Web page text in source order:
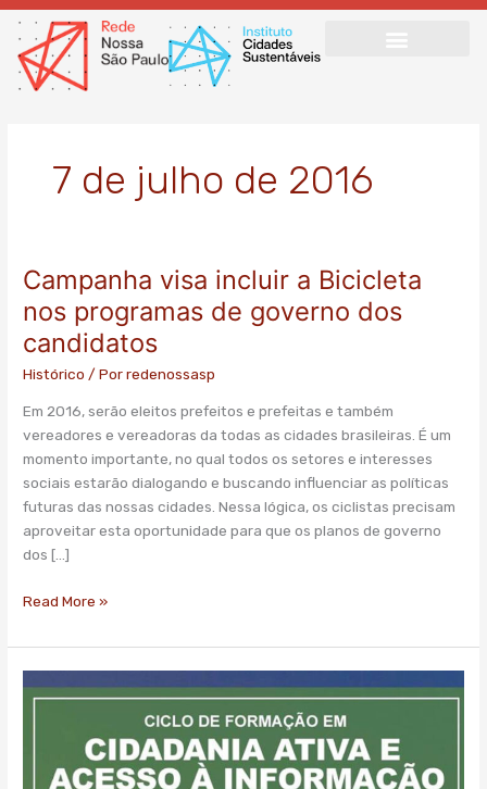
Ir
para
conteúdo
7 de julho de 2016
Campanha visa incluir a Bicicleta
nos programas de governo dos
candidatos
Histórico / Porredenossasp
Em 2016, serão eleitos prefeitos e prefeitas e também
vereadores e vereadoras da todas as cidades brasileiras. É um
momento importante, no qual todos os setores e interesses
sociais estarão dialogando e buscando influenciar as políticas
futuras das nossas cidades. Nessa lógica, os ciclistas precisam
aproveitar esta oportunidade para que os planos de governo
dos […]
Campanha
incluir
a
Bicicleta
programas
de
governo
dos
candidatos
Read More »
de
Cidadania